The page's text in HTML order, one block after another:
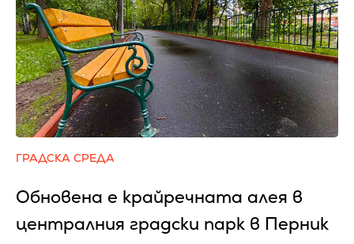
ГРАДСКА СРЕДА
Обновена е крайречната алея в
централния градски парк в Перник